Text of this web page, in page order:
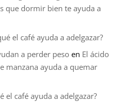
que dormir bien te ayuda a
el café ayuda a adelgazar?
a perder pesoen El ácido
manzana ayuda a quemar
el café ayuda a adelgazar?